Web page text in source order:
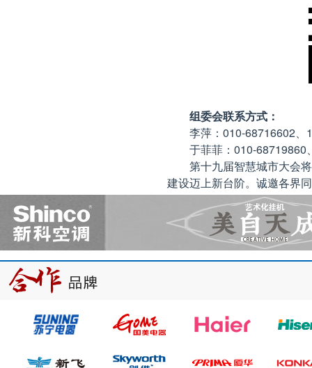
组委会联系方式：
李萍：010-68716602、
于菲菲：010-68719860
第十九届智慧城市大会
建设迈上新台阶。诚邀各界